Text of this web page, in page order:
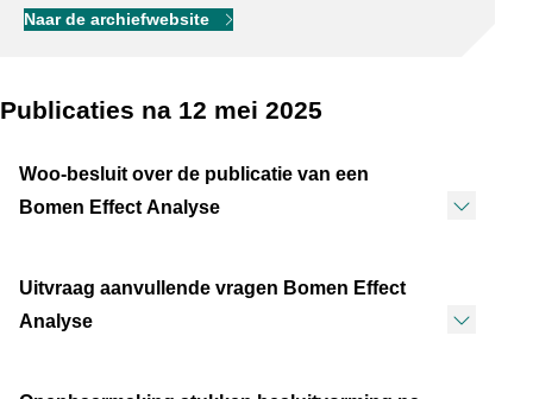
Naar de archiefwebsite
Publicaties na 12 mei 2025
Woo-besluit over de publicatie van een
Bomen Effect Analyse
Uitvraag aanvullende vragen Bomen Effect
Analyse